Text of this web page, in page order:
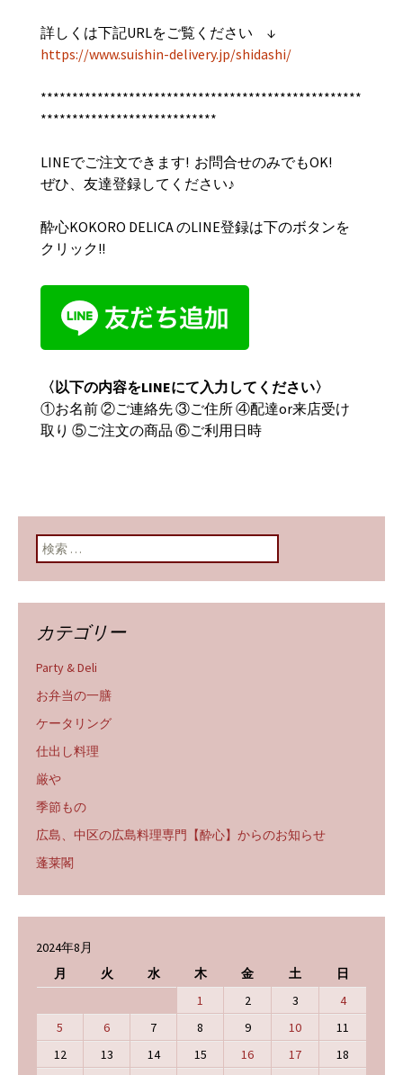
詳しくは下記URLをご覧ください ↓
https://www.suishin-delivery.jp/shidashi/
***************************************************
****************************
LINEでご注文できます! お問合せのみでもOK!
ぜひ、友達登録してください♪
酔心KOKORO DELICAのLINE登録は下のボタンを
クリック!!
〈以下の内容をLINEにて入力してください〉
①お名前 ②ご連絡先 ③ご住所 ④配達or来店受け
取り ⑤ご注文の商品 ⑥ご利用日時
検索:
カテゴリー
Party & Deli
お弁当の一膳
ケータリング
仕出し料理
厳や
季節もの
広島、中区の広島料理専門【酔心】からのお知らせ
蓬莱閣
2024年8月
月
火 水 木 金 土
日
1
2 3
4
5
6 7 8 9 10
11
12
13 14 15 16 17
18